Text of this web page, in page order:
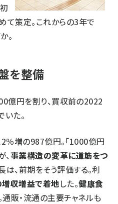
て策定。これからの3年で
。
を整備
億円を割り、買収前の2022
た。
増の987億円。「1000億円
事業構造の変革に道筋をつ
は、前期をそう評価する。利
収増益で着地した。健康食
通販・流通の主要チャネルも